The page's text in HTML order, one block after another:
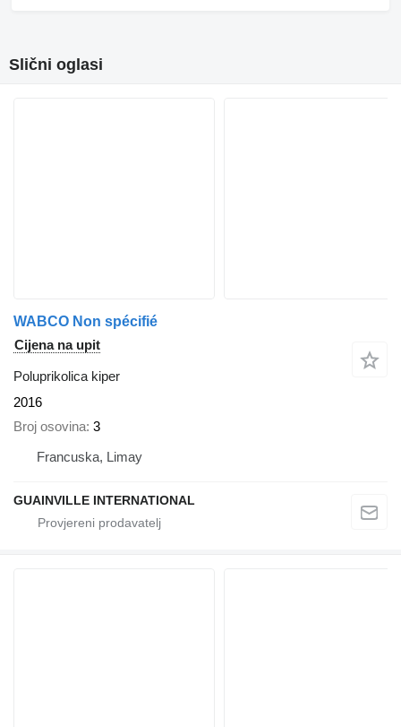
Slični oglasi
WABCO Non spécifié
Cijena na upit
Poluprikolica kiper
2016
Broj osovina 3
Francuska, Limay
GUAINVILLE INTERNATIONAL